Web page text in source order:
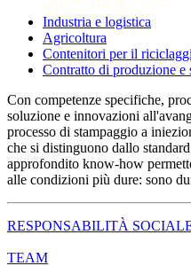
Industria e logistica
Agricoltura
Contenitori per il
Contratto di produzione e
Con competenze specifiche,
soluzione e innovazioni
processo di stampaggio a
che si distinguono dallo
approfondito know-how
alle condizioni più dure: sono
RESPONSABILITÀ
TEAM